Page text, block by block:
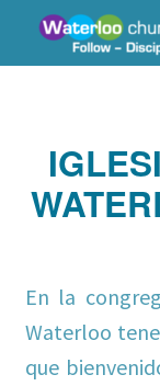
Skip to main content
W
En la
Waterloo
que